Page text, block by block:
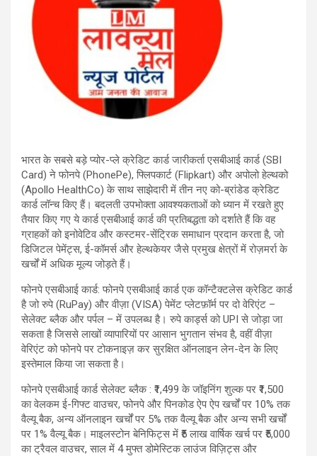
भारत के सबसे बड़े प्योर-प्ले क्रेडिट कार्ड जारीकर्ता एसबीआई कार्ड (SBI
Card) ने फोनपे (PhonePe), फ्लिपकार्ट (Flipkart) और अपोलो हेल्थको
(Apollo HealthCo) के साथ साझेदारी में तीन नए को-ब्रांडेड क्रेडिट
कार्ड लॉन्च किए हैं। बदलती उपभोक्ता आवश्यकताओं को ध्यान में रखते हुए
तैयार किए गए ये कार्ड एसबीआई कार्ड की प्रतिबद्धता को दर्शाते हैं कि वह
ग्राहकों को इनोवेटिव और कस्टमर-सेंट्रिक समाधान प्रदान करता है, जो
डिजिटल पेमेंट्स, ई-कॉमर्स और हेल्थकेयर जैसे प्रमुख क्षेत्रों में रोज़मर्रा के
खर्चों में अधिक मूल्य जोड़ते हैं।
फोनपे एसबीआई कार्ड: फोनपे एसबीआई कार्ड एक कॉन्टैक्टलेस क्रेडिट कार्ड
है जो रुपे (RuPay) और वीज़ा (VISA) पेमेंट प्लेटफ़ॉर्म पर दो वेरिएंट –
सेलेक्ट ब्लैक और पर्पल – में उपलब्ध है। रुपे कार्ड्स को UPI से जोड़ा जा
सकता है जिससे लाखों व्यापारियों पर आसान भुगतान संभव है, वहीं वीज़ा
वेरिएंट को फोनपे पर टोकनाइज़ कर सुरक्षित ऑनलाइन लेन-देन के लिए
इस्तेमाल किया जा सकता है।
फोनपे एसबीआई कार्ड सेलेक्ट ब्लैक : ₹1,499 के जॉइनिंग शुल्क पर ₹1,500
का वेलकम ई-गिफ्ट वाउचर, फोनपे और पिनकोड ऐप ऐप खर्चों पर 10% तक
वैल्यू बैक, अन्य ऑनलाइन खर्चों पर 5% तक वैल्यू बैक और अन्य सभी खर्चों
पर 1% वैल्यू बैक। माइलस्टोन बेनिफिट्स में ₹5 लाख वार्षिक खर्च पर ₹5,000
का ट्रैवल वाउचर, साल में 4 मुफ्त डोमेस्टिक लाउंज विज़िट्स और